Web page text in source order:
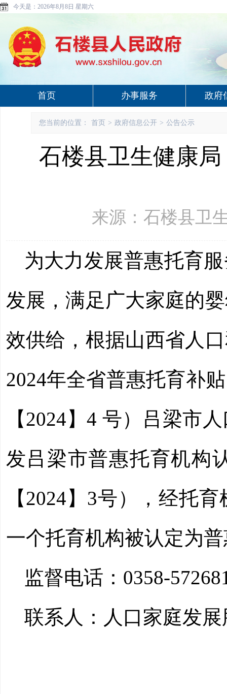
今天是： 2026年8月8日 星期六
首页 办事服务 政府
您当前的位置： 首页 > 政府信息公开 > 公告公示
石楼县卫生健康
来源：石楼县卫
为大力发展普惠托育
发展，满足广大家庭的
效供给，根据山西省人
2024年全省普惠托育补
【2024】4 号）吕梁市
发吕梁市普惠托育机构
【2024】3号），经托
一个托育机构被认定为
监督电话： 0358-
联系人： 人口家庭发展